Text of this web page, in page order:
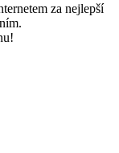
za nejlepší